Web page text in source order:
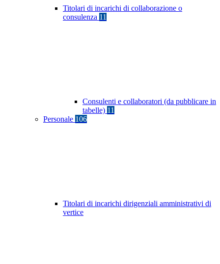
Titolari di incarichi di collaborazione o
consulenza 11
Consulenti e collaboratori (da pubblicare in
tabelle) 11
Personale 106
Titolari di incarichi dirigenziali amministrativi di
vertice